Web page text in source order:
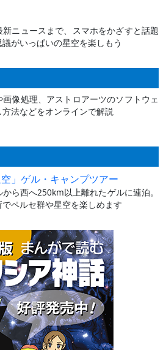
新ニュースまで、スマホをかざすと話題
がいっぱいの星空を楽しもう
像処理、アストロアーツのソフトウェ
法などをオンラインで解説
」ゲル・キャンプツアー
ら西へ250km以上離れたゲルに連泊。
ペルセ群や星空を楽しめます